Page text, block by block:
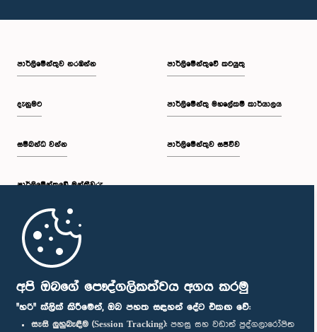
අපි ඔබගේ පෞද්ගලිකත්වය අගය කරමු
"හරි" ක්ලික් කිරීමෙන්, ඔබ පහත සඳහන් දේට එකඟ වේ:
සැසි ලුහුබැඳීම (Session Tracking): පහසු සහ වඩාත් පුද්ගලාරෝපිත
පාර්ලි‌මේන්තුව නරඹන්න
දැනුමට
සම්බන්ධ වන්න
පාර්ලි‌මේන්තුවේ මන්ත්‍රීවරු
මුල් පිටුව
පාර්ලිමේන්තුවේ කටයුතු
පාර්ලිමේන්තු මහලේකම් කාර්යාලය
පාර්ලිමේන්තුව සජීවීව
පාර්ලිමේන්තු ජංගම යෙදුම